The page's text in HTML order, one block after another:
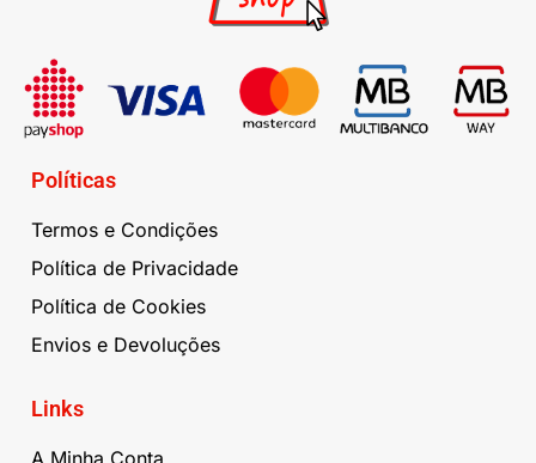
Políticas
Termos e Condições
Política de Privacidade
Política de Cookies
Envios e Devoluções
Links